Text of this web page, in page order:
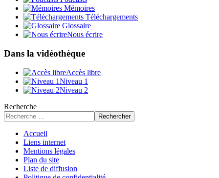
Mémoires
Téléchargements
Glossaire
Nous écrire
Dans la vidéothèque
Accès libre
Niveau 1
Niveau 2
Recherche
Rechercher
Accueil
Liens internet
Mentions légales
Plan du site
Liste de diffusion